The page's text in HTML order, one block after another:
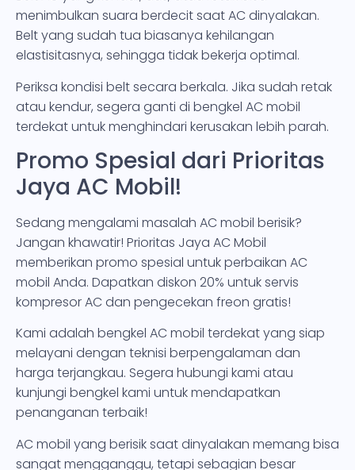
menimbulkan suara berdecit saat AC dinyalakan.
Belt yang sudah tua biasanya kehilangan
elastisitasnya, sehingga tidak bekerja optimal.
Periksa kondisi belt secara berkala. Jika sudah retak
atau kendur, segera ganti di bengkel AC mobil
terdekat untuk menghindari kerusakan lebih parah.
Promo Spesial dari Prioritas
Jaya AC Mobil!
Sedang mengalami masalah AC mobil berisik?
Jangan khawatir! Prioritas Jaya AC Mobil
memberikan promo spesial untuk perbaikan AC
mobil Anda. Dapatkan diskon 20% untuk servis
kompresor AC dan pengecekan freon gratis!
Kami adalah bengkel AC mobil terdekat yang siap
melayani dengan teknisi berpengalaman dan
harga terjangkau. Segera hubungi kami atau
kunjungi bengkel kami untuk mendapatkan
penanganan terbaik!
AC mobil yang berisik saat dinyalakan memang bisa
sangat mengganggu, tetapi sebagian besar